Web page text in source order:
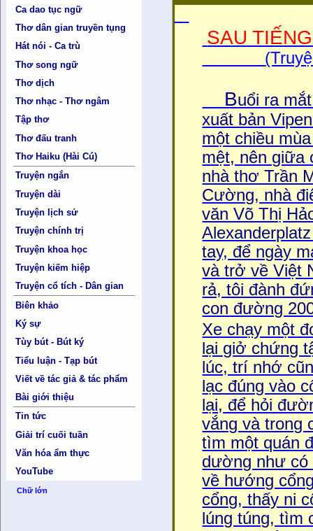
Ca dao tục ngữ
Thơ dân gian truyền tụng
Hát nói - Ca trù
Thơ song ngữ
Thơ dịch
Thơ nhạc - Thơ ngâm
Tập thơ
Thơ đấu tranh
Thơ Haiku (Hài Cú)
Truyện ngắn
Truyện dài
Truyện lịch sử
Truyện chính trị
Truyện khoa học
Truyện kiếm hiệp
Truyện cổ tích - Dân gian
Biên khảo
Ký sự
Tùy bút - Bút ký
Tiểu luận - Tạp bút
Viết về tác giả & tác phẩm
Bài giới thiệu
Tin tức
Giải trí cuối tuần
Văn hóa ẩm thực
YouTube
Chữ lớn
SAU
Buổi ra
xuất bản
một chiều
mệt, nên giữa
nhà thơ Trần
Cường, nhà
văn Võ Thị
tay, để ngày
và trở về Việt
rả, tôi đành
con đường
Xe chạy một
lại giở chứng
lúc, trí nhớ
lạc đúng vào
lại, để hỏi
vắng và trong
tìm một quán
dường như có
về hướng
cổng, thấy ni
lúng túng, tìm